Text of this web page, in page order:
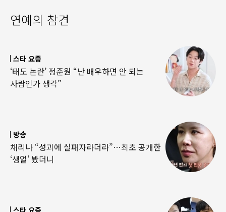
연예의 참견
스타 요즘
‘태도 논란’ 정준원 “난 배우하면 안 되는
사람인가 생각”
방송
채리나 “성괴에 실패자라더라”…최초 공개한
‘생얼’ 봤더니
스타 요즘